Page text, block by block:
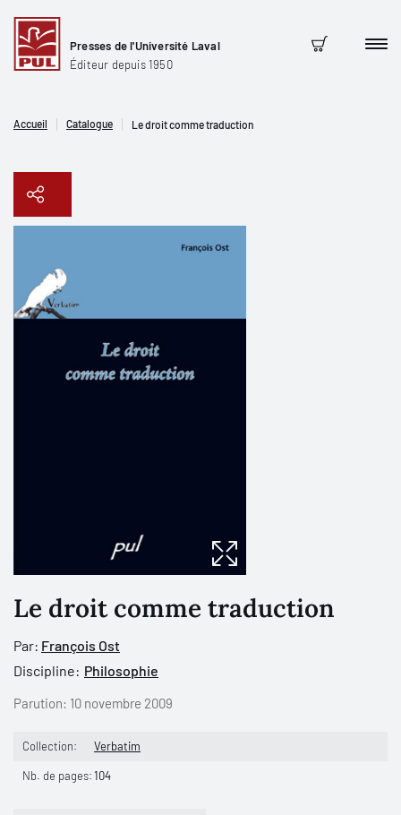
Presses de l'Université Laval
Éditeur depuis 1950
Panier
Accueil Catalogue Le droit comme traduction
Le droit comme traduction
Par: François Ost
Discipline: Philosophie
Parution: 10 novembre 2009
Collection: Verbatim
Nb. de pages:104